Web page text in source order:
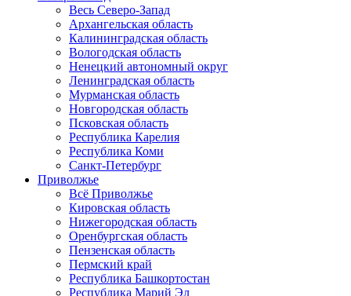
Весь Северо-Запад
Архангельская область
Калининградская область
Вологодская область
Ненецкий автономный округ
Ленинградская область
Мурманская область
Новгородская область
Псковская область
Республика Карелия
Республика Коми
Санкт-Петербург
Приволжье
Всё Приволжье
Кировская область
Нижегородская область
Оренбургская область
Пензенская область
Пермский край
Республика Башкортостан
Республика Марий Эл